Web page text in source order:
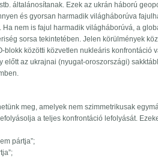
általánosítanak. Ezek az ukrán háború
és gyorsan harmadik világháborúva
nem is fajul harmadik világháborúvá, a
sorsa tekintetében. Jelen körülmények
blokk közötti közvetlen nukleáris konfrontáció
előtt az ukrajnai (nyugat-oroszországi)
meg, amelyek nem szimmetrikusak
a teljes konfrontáció lefolyását.
pártja”;